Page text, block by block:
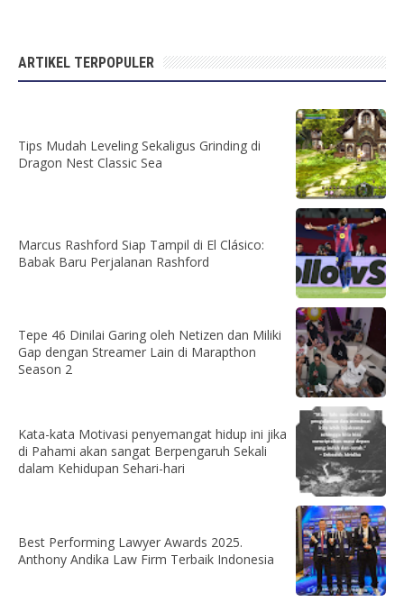
ARTIKEL TERPOPULER
Tips Mudah Leveling Sekaligus Grinding di
Dragon Nest Classic Sea
Marcus Rashford Siap Tampil di El Clásico:
Babak Baru Perjalanan Rashford
Tepe 46 Dinilai Garing oleh Netizen dan Miliki
Gap dengan Streamer Lain di Marapthon
Season 2
Kata-kata Motivasi penyemangat hidup ini jika
di Pahami akan sangat Berpengaruh Sekali
dalam Kehidupan Sehari-hari
Best Performing Lawyer Awards 2025.
Anthony Andika Law Firm Terbaik Indonesia